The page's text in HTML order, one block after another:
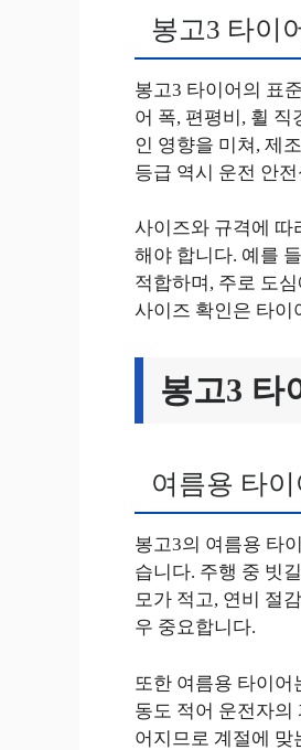
봉고3 타이
봉고3 타이어의 표
어 폭, 편평비, 휠
인 영향을 미쳐, 제
등급 역시 운전 안
사이즈와 규격에 따
해야 합니다. 예를
적합하며, 주로 도
사이즈 확인은 타이
봉고3 타
여름용 타이
봉고3의 여름용 타
습니다. 주행 중 빗
모가 적고, 연비 절
우 중요합니다.
또한 여름용 타이어
동도 적어 운전자의
어지므로 계절에 맞